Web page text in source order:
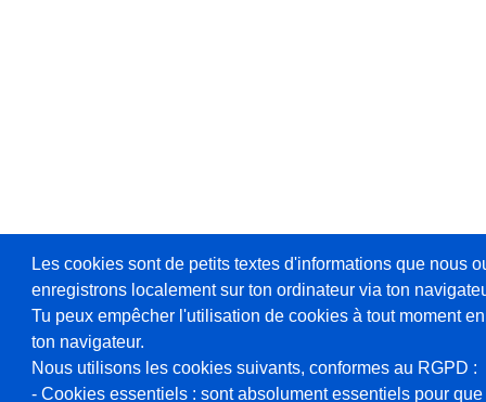
Les cookies sont de petits textes d'informations que nous
enregistrons localement sur ton ordinateur via ton
Tu peux empêcher l'utilisation de cookies à tout moment
ton navigateur.
Nous utilisons les cookies suivants, conformes au RGPD :
- Cookies essentiels : sont absolument essentiels pour